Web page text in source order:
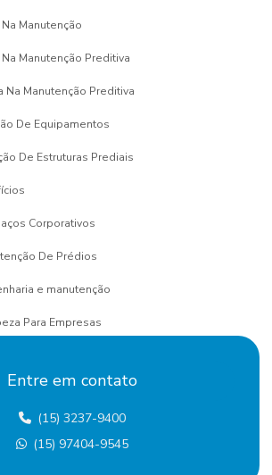
Manutenção
Manutenção Preditiva
Manutenção Preditiva
De Equipamentos
De Estruturas Prediais
Corporativos
De Prédios
e manutenção
Para Empresas
de obra terceirizada
de obra
Entre em contato
(15) 3237-9400
(15) 97404-9545